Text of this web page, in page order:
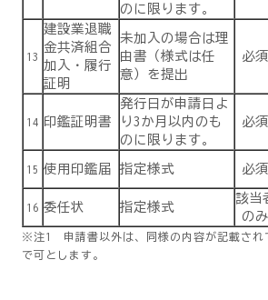
のに限ります。
13
建設業退職
金共済組合
加入・履行
証明
未加入の場合は理
由書（様式は任
意）を提出
必須
14 印鑑証明書
発行日が申請日よ
り3か月以内のも
のに限ります。
必須
15 使用印鑑届 指定様式 必須
16 委任状 指定様式
該当
のみ
※注1 申請書以外は、同様の内容が記載され
で可とします。